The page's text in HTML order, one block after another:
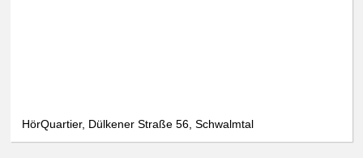
HörQuartier, Dülkener Straße 56, Schwalmtal